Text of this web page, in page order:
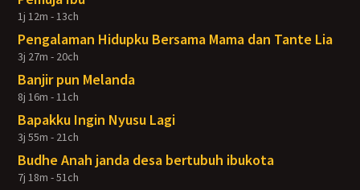
1j 12m - 13ch
Pengalaman Hidupku Bersama Mama dan Tante Lia
3j 27m - 20ch
Banjir pun Melanda
8j 16m - 11ch
Bapakku Ingin Nyusu Lagi
3j 55m - 21ch
Budhe Anah janda desa bertubuh ibukota
7j 18m - 51ch